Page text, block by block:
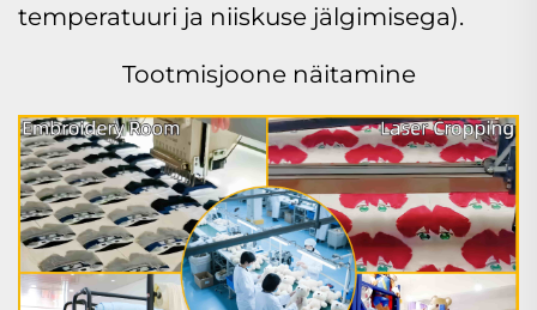
temperatuuri ja niiskuse jälgimisega).
Tootmisjoone näitamine